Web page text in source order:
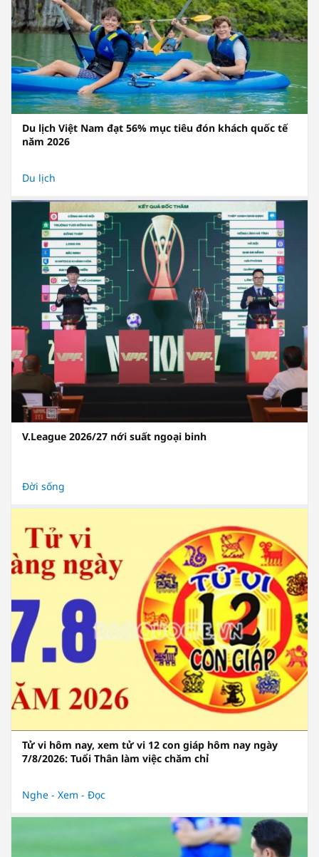
Du lịch Việt Nam đạt 56% mục tiêu đón khách quốc tế
năm 2026
Du lịch
V.League 2026/27 nới suất ngoại binh
Đời sống
Tử vi hôm nay, xem tử vi 12 con giáp hôm nay ngày
7/8/2026: Tuổi Thân làm việc chăm chỉ
Nghe - Xem - Đọc